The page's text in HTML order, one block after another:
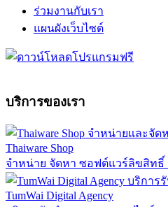
ร่วมงานกับเรา
แผนผังเว็บไซต์
บริการของเรา
Thaiware Shop
จำหน่าย จัดหา ซอฟต์แวร์ลิขสิทธิ์
TumWai Digital Agency